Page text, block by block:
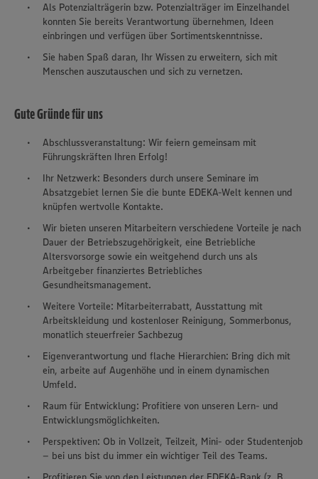
Als Potenzialträgerin bzw. Potenzialträger im Einzelhandel
konnten Sie bereits Verantwortung übernehmen, Ideen
einbringen und verfügen über Sortimentskenntnisse.
Sie haben Spaß daran, Ihr Wissen zu erweitern, sich mit
Menschen auszutauschen und sich zu vernetzen.
Gute Gründe für uns
Abschlussveranstaltung: Wir feiern gemeinsam mit
Führungskräften Ihren Erfolg!
Ihr Netzwerk: Besonders durch unsere Seminare im
Absatzgebiet lernen Sie die bunte EDEKA-Welt kennen und
knüpfen wertvolle Kontakte.
Wir bieten unseren Mitarbeitern verschiedene Vorteile je nach
Dauer der Betriebszugehörigkeit, eine Betriebliche
Altersvorsorge sowie ein weitgehend durch uns als
Arbeitgeber finanziertes Betriebliches
Gesundheitsmanagement.
Weitere Vorteile: Mitarbeiterrabatt, Ausstattung mit
Arbeitskleidung und kostenloser Reinigung, Sommerbonus,
monatlich steuerfreier Sachbezug
Eigenverantwortung und flache Hierarchien: Bring dich mit
ein, arbeite auf Augenhöhe und in einem dynamischen
Umfeld.
Raum für Entwicklung: Profitiere von unseren Lern- und
Entwicklungsmöglichkeiten.
Perspektiven: Ob in Vollzeit, Teilzeit, Mini- oder Studentenjob
– bei uns bist du immer ein wichtiger Teil des Teams.